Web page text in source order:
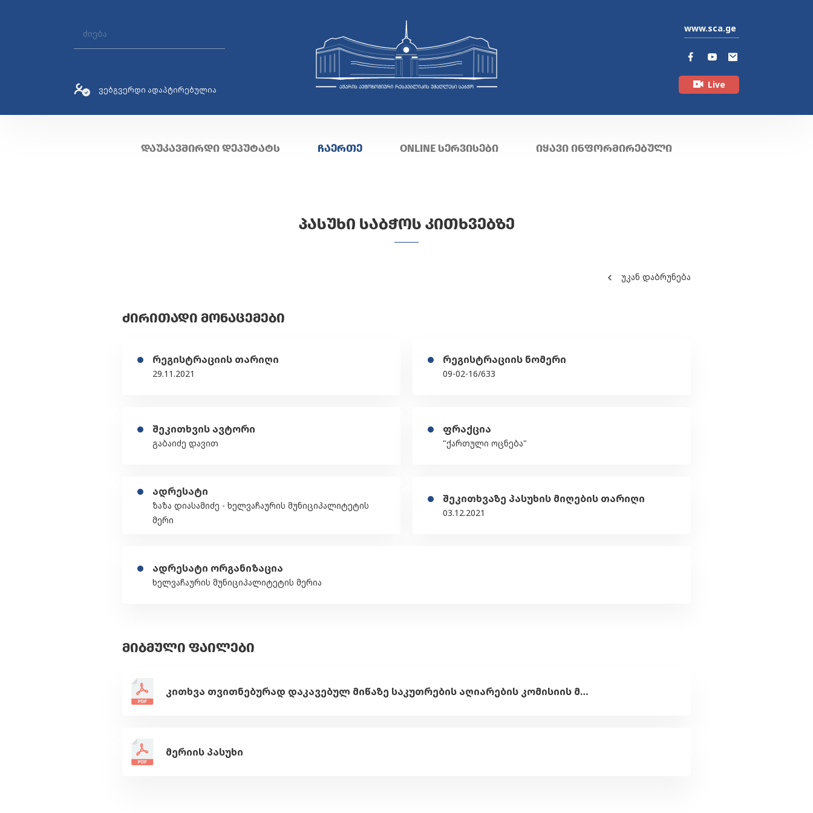
ვებგვერდი ადაპტირებულია
www.sca.ge
Live
ᲓᲐᲣᲙᲐᲕᲨᲘᲠᲓᲘ ᲓᲔᲞᲣᲢᲐᲢᲡ ᲩᲐᲔᲠᲗᲔ ONLINE ᲡᲔᲠᲕᲘᲡᲔᲑᲘ ᲘᲧᲐᲕᲘ ᲘᲜᲤᲝᲠᲛᲘᲠᲔᲑᲣᲚᲘ
ᲞᲐᲡᲣᲮᲘ ᲡᲐᲑᲭᲝᲡ ᲙᲘᲗᲮᲕᲔᲑᲖᲔ
უკან დაბრუნება
ᲫᲘᲠᲘᲗᲐᲓᲘ ᲛᲝᲜᲐᲪᲔᲛᲔᲑᲘ
რეგისტრაციის თარიღი
29.11.2021
რეგისტრაციის ნომერი
09-02-16/633
შეკითხვის ავტორი
გაბაიძე დავით
ფრაქცია
"ქართული ოცნება"
ადრესატი
ზაზა დიასამიძე - ხელვაჩაურის მუნიციპალიტეტის
მერი
შეკითხვაზე პასუხის მიღების თარიღი
03.12.2021
ადრესატი ორგანიზაცია
ხელვაჩაურის მუნიციპალიტეტის მერია
ᲛᲘᲑᲛᲣᲚᲘ ᲤᲐᲘᲚᲔᲑᲘ
კითხვა თვითნებურად დაკავებულ მიწაზე საკუთრების აღიარების კომისიის მიერ ჩატარებული სხდომების და მიღებული გადაწყვეტილებების შესახებ
მერიის პასუხი